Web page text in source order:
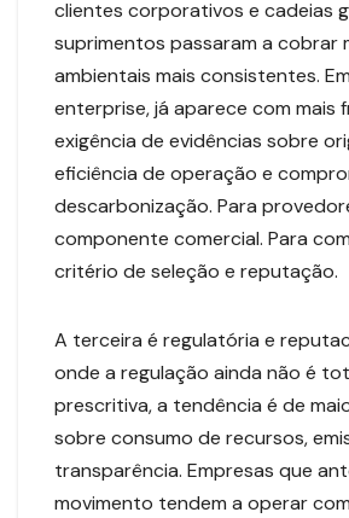
clientes corporativos e cadeias
suprimentos passaram a cobrar
ambientais mais consistentes.
enterprise, já aparece com mais
exigência de evidências sobre
eficiência de operação e
descarbonização. Para
componente comercial. Para
critério de seleção e reputação.
A terceira é regulatória e
onde a regulação ainda não é
prescritiva, a tendência é de
sobre consumo de recursos,
transparência. Empresas que
movimento tendem a operar